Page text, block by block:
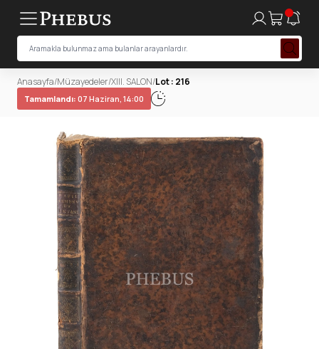
Anasayfa/Müzayedeler/XIII. SALON/Lot : 216
Tamamlandı: 07 Haziran, 14:00